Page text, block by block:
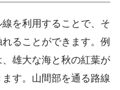
を利用することで、そ
ることができます。例
雄大な海と秋の紅葉が
す。山間部を通る路線